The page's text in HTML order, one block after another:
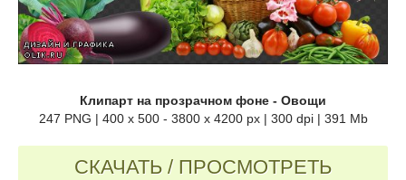
Клипарт на прозрачном фоне - Овощи
247 PNG | 400 x 500 - 3800 x 4200 px | 300 dpi | 391 Mb
СКАЧАТЬ / ПРОСМОТРЕТЬ